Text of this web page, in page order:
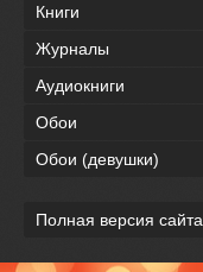
Книги
Журналы
Аудиокниги
Обои
Обои (девушки)
Полная версия сайта